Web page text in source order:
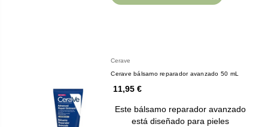
Cerave
Cerave bálsamo reparador avanzado 50 mL
11,95 €
Este bálsamo reparador avanzado
está diseñado para pieles